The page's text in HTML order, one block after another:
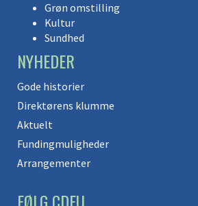
Grøn omstilling
Kultur
Sundhed
NYHEDER
Gode historier
Direktørens klumme
Aktuelt
Fundingmuligheder
Arrangementer